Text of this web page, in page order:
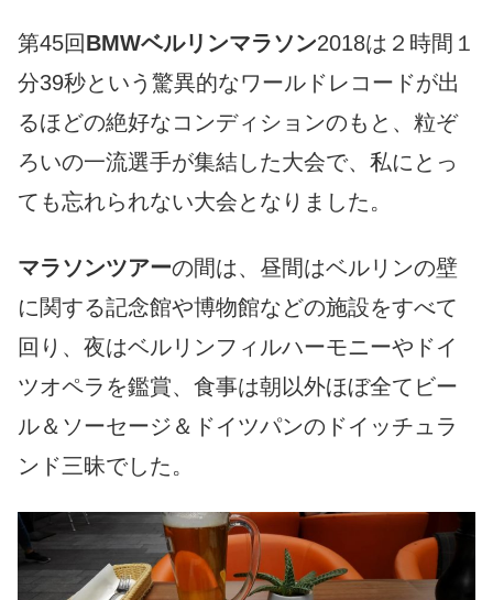
第45回BMWベルリンマラソン2018は２時間１
分39秒という驚異的なワールドレコードが出
るほどの絶好なコンディションのもと、粒ぞ
ろいの一流選手が集結した大会で、私にとっ
ても忘れられない大会となりました。
マラソンツアーの間は、昼間はベルリンの壁
に関する記念館や博物館などの施設をすべて
回り、夜はベルリンフィルハーモニーやドイ
ツオペラを鑑賞、食事は朝以外ほぼ全てビー
ル＆ソーセージ＆ドイツパンのドイッチュラ
ンド三昧でした。